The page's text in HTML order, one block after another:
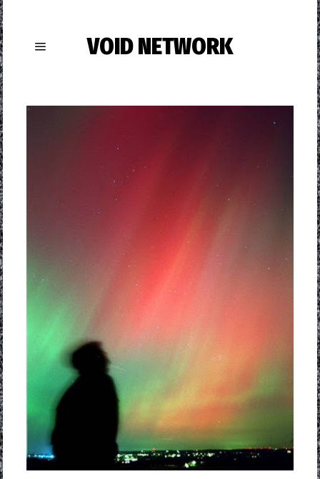
VOID NETWORK